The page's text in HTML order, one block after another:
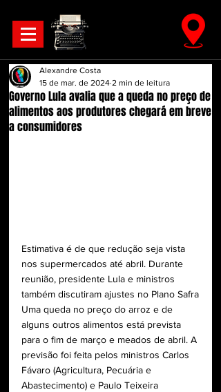
Governo Lula avalia que a queda no preço de
alimentos aos produtores chegará em breve
a consumidores
Alexandre Costa
15 de mar. de 2024 2 min de leitura
Estimativa é de que redução seja vista
nos supermercados até abril. Durante
reunião, presidente Lula e ministros
também discutiram ajustes no Plano Safra
Uma queda no preço do arroz e de
alguns outros alimentos está prevista
para o fim de março e meados de abril. A
previsão foi feita pelos ministros Carlos
Fávaro (Agricultura, Pecuária e
Abastecimento) e Paulo Teixeira